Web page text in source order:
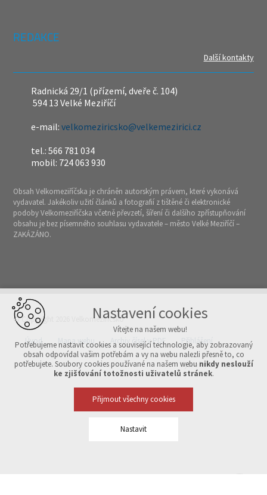
REDAKCE
Další kontakty
Radnická 29/1 (přízemí, dveře č. 104)
594 13 Velké Meziříčí
e-mail:velkomeziricsko@velkemezirici.cz
tel.: 566 781 034
mobil: 724 063 930
Obsah Velkomeziříčska je chráněn autorským právem, které vykonává
vydavatel. Jakékoliv užití článků a fotografií z tištěné či elektronické
podoby Velkomeziříčska včetně převzetí, šíření či dalšího zpřístupňování
obsahu je bez písemného souhlasu vydavatele – město Velké Meziříčí –
ZAKÁZÁNO.
© Copyright 2026 Velkomeziříčsko
Úvod Mapa webu Archiv čísel v PDF Přihlášení
Vytvořeno v xart.cz
Nastavení cookies
Vítejte na našem webu!
Potřebujeme nastavit cookies a související technologie, aby zobrazovaný
obsah odpovídal vašim potřebám a vy na webu nalezli přesně to, co
potřebujete. Soubory cookies používané na našem webu nikdy neslouží
ke zjišťování totožnosti uživatelů stránek.
Přijmout všechny cookies
Nastavit